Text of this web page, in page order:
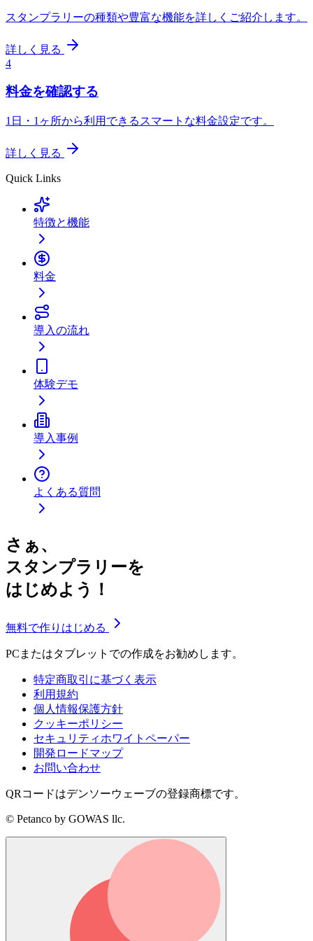
スタンプラリーの種類や豊富な機能を詳しくご紹介します。
詳しく見る
4
料金を確認する
1日・1ヶ所から利用できるスマートな料金設定です。
詳しく見る
Quick Links
特徴と機能
料金
導入の流れ
体験デモ
導入事例
よくある質問
さぁ、
スタンプラリーを
はじめよう！
無料で作りはじめる
PCまたはタブレットでの作成をお勧めします。
特定商取引に基づく表示
利用規約
個人情報保護方針
クッキーポリシー
セキュリティホワイトペーパー
開発ロードマップ
お問い合わせ
QRコードはデンソーウェーブの登録商標です。
© Petanco by GOWAS llc.